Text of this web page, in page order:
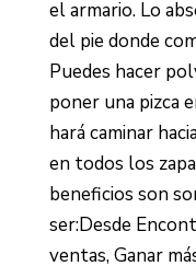
el armario. Lo
del pie donde
Puedes hacer
poner una pizca
hará caminar
en todos los
beneficios son
ser:Desde
ventas, Ganar